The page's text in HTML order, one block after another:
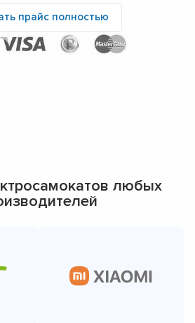
прайс полностью
любых